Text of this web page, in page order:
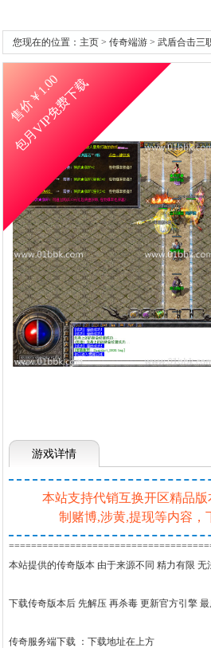
您现在的位置： 主页 > 传奇端游 > 武盾合击三
售价￥
1.00
包月VIP免费下载
游戏详情
本站支持代销互换开区精品
制赌博,涉黄,提现等内容
本站提供的传奇版本 由于来源不同 精力有限
下载传奇版本后 先解压 再杀毒 更新官方引擎
传奇服务端下载 ：下载地址在上方